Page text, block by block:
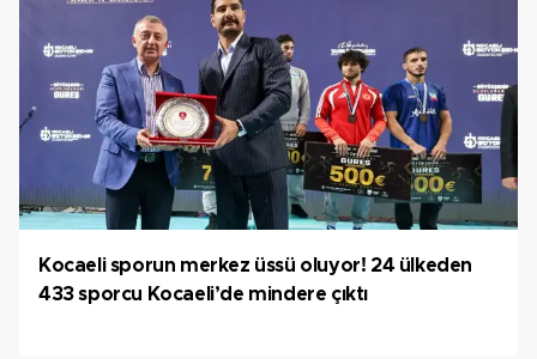
Kocaeli sporun merkez üssü oluyor! 24 ülkeden
433 sporcu Kocaeli’de mindere çıktı